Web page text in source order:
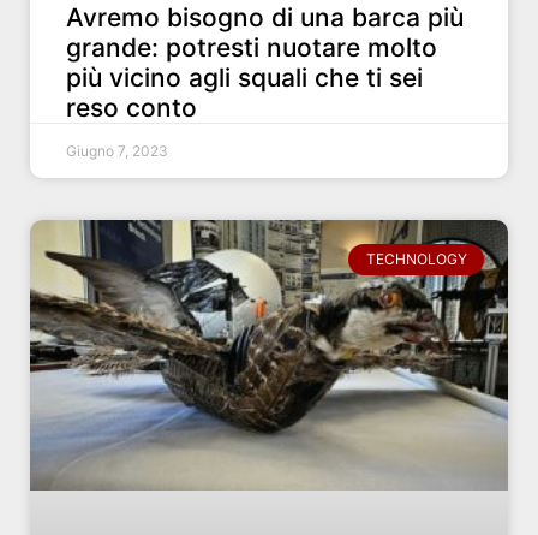
Avremo bisogno di una barca più
grande: potresti nuotare molto
più vicino agli squali che ti sei
reso conto
Giugno 7, 2023
TECHNOLOGY